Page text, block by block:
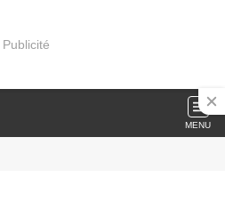
Publicité
MENU